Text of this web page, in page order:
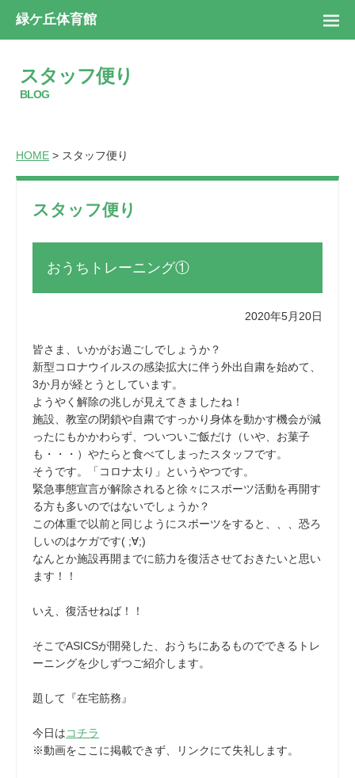
緑ケ丘体育館
スタッフ便り
BLOG
HOME > スタッフ便り
スタッフ便り
おうちトレーニング①
2020年5月20日
皆さま、いかがお過ごしでしょうか？
新型コロナウイルスの感染拡大に伴う外出自粛を始めて、
3か月が経とうとしています。
ようやく解除の兆しが見えてきましたね！
施設、教室の閉鎖や自粛ですっかり身体を動かす機会が減
ったにもかかわらず、ついついご飯だけ（いや、お菓子
も・・・）やたらと食べてしまったスタッフです。
そうです。「コロナ太り」というやつです。
緊急事態宣言が解除されると徐々にスポーツ活動を再開す
る方も多いのではないでしょうか？
この体重で以前と同じようにスポーツをすると、、、恐ろ
しいのはケガです( ;∀;)
なんとか施設再開までに筋力を復活させておきたいと思い
ます！！
いえ、復活せねば！！
そこでASICSが開発した、おうちにあるものでできるトレ
ーニングを少しずつご紹介します。
題して『在宅筋務』
今日はコチラ
※動画をここに掲載できず、リンクにて失礼します。